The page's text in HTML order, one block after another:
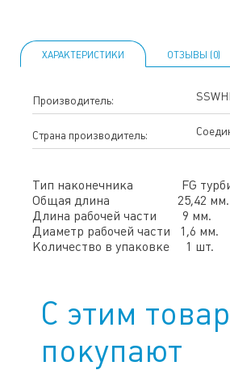
ХАРАКТЕРИСТИКИ ОТЗЫВЫ (0)
Производитель:
Страна производитель:
Тип наконечника FG
Общая длина 25,42 мм.
Длина рабочей части 9 мм.
Диаметр рабочей части 1,6 мм.
Количество в упаковке 1 шт.
С этим
покупают